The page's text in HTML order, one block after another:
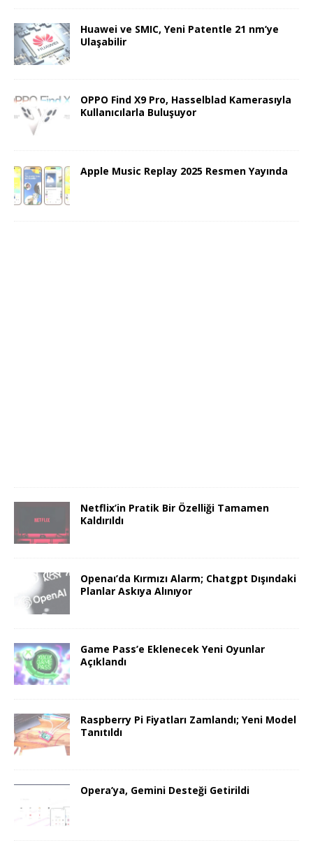
Huawei ve SMIC, Yeni Patentle 21 nm’ye
Ulaşabilir
OPPO Find X9 Pro, Hasselblad Kamerasıyla
Kullanıcılarla Buluşuyor
Apple Music Replay 2025 Resmen Yayında
Netflix’in Pratik Bir Özelliği Tamamen
Kaldırıldı
Openaı’da Kırmızı Alarm; Chatgpt Dışındaki
Planlar Askıya Alınıyor
Game Pass’e Eklenecek Yeni Oyunlar
Açıklandı
Raspberry Pi Fiyatları Zamlandı; Yeni Model
Tanıtıldı
Opera’ya, Gemini Desteği Getirildi